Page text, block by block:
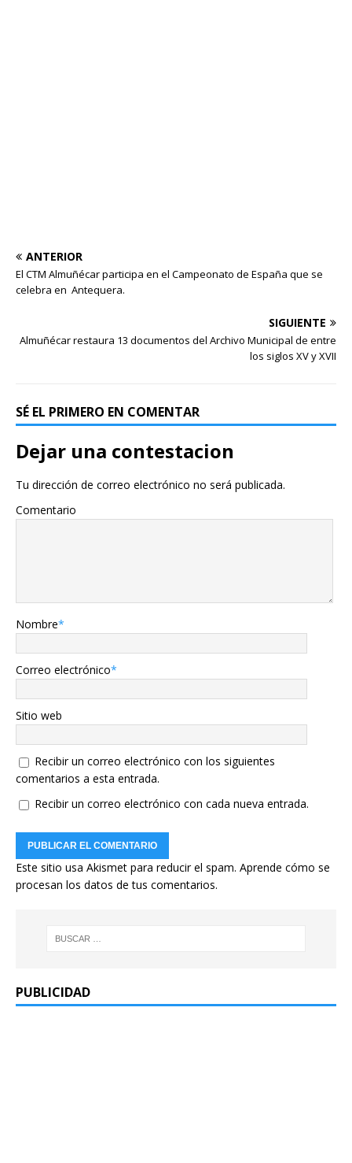
ANTERIOR
El CTM Almuñécar participa en el Campeonato de España que se
celebra en Antequera.
SIGUIENTE
Almuñécar restaura 13 documentos del Archivo Municipal de entre
los siglos XV y XVII
SÉ EL PRIMERO EN COMENTAR
Dejar una contestacion
Tu dirección de correo electrónico no será publicada.
Comentario
Nombre*
Correo electrónico*
Sitio web
Recibir un correo electrónico con los siguientes
comentarios a esta entrada.
Recibir un correo electrónico con cada nueva entrada.
Este sitio usa Akismet para reducir el spam. Aprende cómo se
procesan los datos de tus comentarios.
PUBLICIDAD